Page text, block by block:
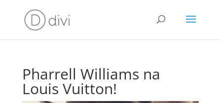
Pharrell Williams na
Louis Vuitton!